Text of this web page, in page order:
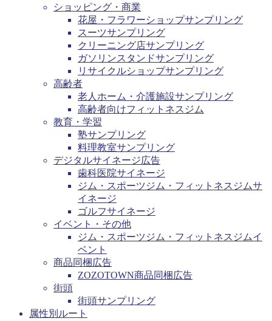
ショッピング・商業
花屋・フラワーショップサンプリング
スーツサンプリング
クリーニング店サンプリング
ガソリンスタンドサンプリング
リサイクルショップサンプリング
高齢者
老人ホーム・介護施設サンプリング
高齢者向けフィットネスジム
教育・学習
塾サンプリング
料理教室サンプリング
デジタルサイネージ広告
歯科医院サイネージ
ジム・スポーツジム・フィットネスジムサ
イネージ
ゴルフサイネージ
イベント・その他
ジム・スポーツジム・フィットネスジムイ
ベント
商品同梱広告
ZOZOTOWN商品同梱広告
街頭
街頭サンプリング
属性別ルート